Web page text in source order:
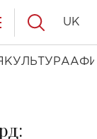
КУЛЬТУРА
UK